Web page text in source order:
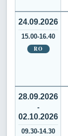
24.09.2026
15.00-16.40
RO
28.09.2026
-
02.10.2026
09.30-14.30